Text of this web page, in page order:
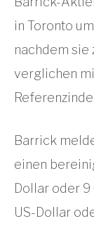
in Toronto
nachdem sie
verglichen
Barrick
einen
Dollar oder
US-Dollar